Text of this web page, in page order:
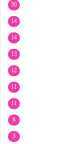
30
14
14
13
12
11
11
8
3